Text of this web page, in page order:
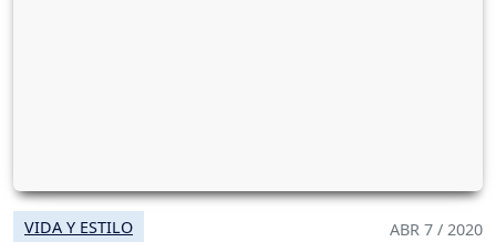
VIDA Y ESTILO ABR 7 / 2020